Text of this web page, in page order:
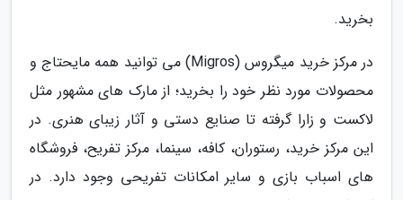
بخرید.
در مرکز خرید میگروس (Migros) می توانید همه مایحتاج و
محصولات مورد نظر خود را بخرید؛ از مارک های مشهور مثل
لاکست و زارا گرفته تا صنایع دستی و آثار زیبای هنری. در
این مرکز خرید، رستوران، کافه، سینما، مرکز تفریح، فروشگاه
های اسباب بازی و سایر امکانات تفریحی وجود دارد. در